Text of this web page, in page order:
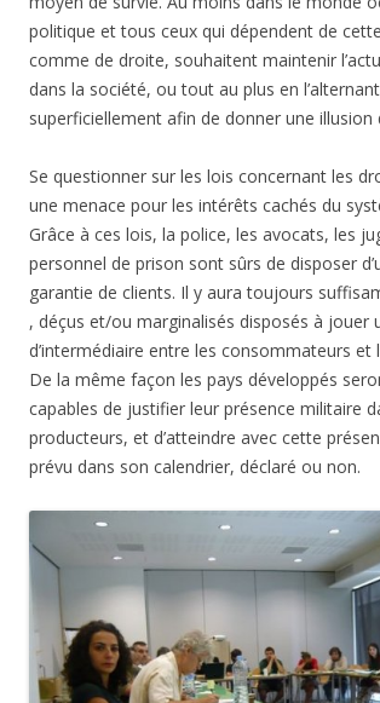
politique et tous ceux qui dépendent de
comme de droite, souhaitent maintenir
dans la société, ou tout au plus en l’alternant
superficiellement afin de donner une illusion
Se questionner sur les lois concernant les
une menace pour les intérêts cachés du
Grâce à ces lois, la police, les avocats, les
personnel de prison sont sûrs de disposer
garantie de clients. Il y aura toujours
, déçus et/ou marginalisés disposés à jouer
d’intermédiaire entre les consommateurs et
De la même façon les pays développés
capables de justifier leur présence militaire
producteurs, et d’atteindre avec cette
prévu dans son calendrier, déclaré ou non.